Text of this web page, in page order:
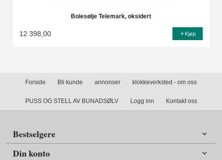
Bolesølje Telemark, oksidert
12 398,00 Kjøp
Forside Bli kunde annonser klokkeverksted - om oss
PUSS OG STELL AV BUNADSØLV Logg inn Kontakt oss
Bestselgere
Din konto